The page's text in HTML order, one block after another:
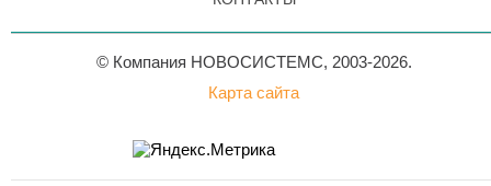
© Компания НОВОСИСТЕМС, 2003-2026.
Карта сайта